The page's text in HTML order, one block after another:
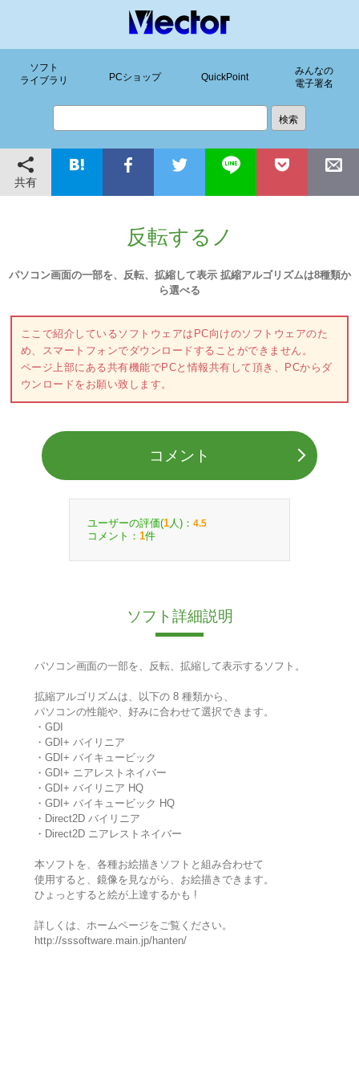
ソフト
ライブラリ
PCショップ QuickPoint
みんなの
電子署名
共有
反転するノ
パソコン画面の一部を、反転、拡縮して表示 拡縮アルゴリズムは8種類か
ら選べる
ここで紹介しているソフトウェアはPC向けのソフトウェアのた
め、スマートフォンでダウンロードすることができません。
ページ上部にある共有機能でPCと情報共有して頂き、PCからダ
ウンロードをお願い致します。
コメント
ユーザーの評価(1 人)： 4.5
コメント： 1件
ソフト詳細説明
パソコン画面の一部を、反転、拡縮して表示するソフト。
拡縮アルゴリズムは、以下の 8 種類から、
パソコンの性能や、好みに合わせて選択できます。
・GDI
・GDI+ バイリニア
・GDI+ バイキュービック
・GDI+ ニアレストネイバー
・GDI+ バイリニア HQ
・GDI+ バイキュービック HQ
・Direct2D バイリニア
・Direct2D ニアレストネイバー
本ソフトを、各種お絵描きソフトと組み合わせて
使用すると、鏡像を見ながら、お絵描きできます。
ひょっとすると絵が上達するかも !
詳しくは、ホームページをご覧ください。
http://sssoftware.main.jp/hanten/